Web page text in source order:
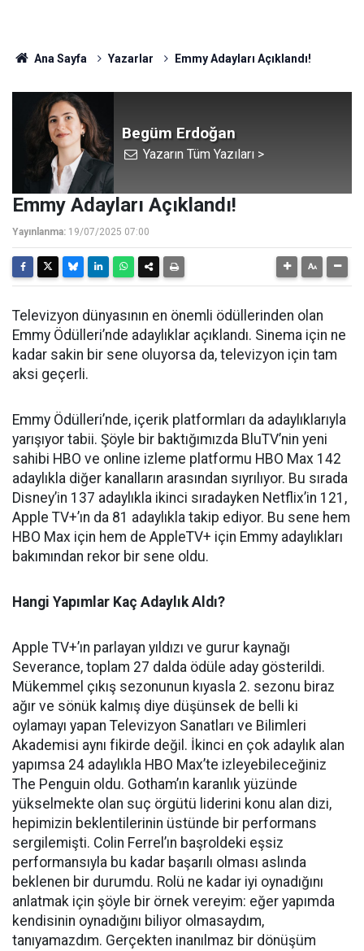
Ana Sayfa Yazarlar Emmy Adayları Açıklandı!
Begüm Erdoğan
Yazarın Tüm Yazıları >
Emmy Adayları Açıklandı!
Yayınlanma: 19/07/2025 07:00
Televizyon dünyasının en önemli ödüllerinden olan
Emmy Ödülleri’nde adaylıklar açıklandı. Sinema için ne
kadar sakin bir sene oluyorsa da, televizyon için tam
aksi geçerli.
Emmy Ödülleri’nde, içerik platformları da adaylıklarıyla
yarışıyor tabii. Şöyle bir baktığımızda BluTV’nin yeni
sahibi HBO ve online izleme platformu HBO Max 142
adaylıkla diğer kanalların arasından sıyrılıyor. Bu sırada
Disney’in 137 adaylıkla ikinci sıradayken Netflix’in 121,
Apple TV+’ın da 81 adaylıkla takip ediyor. Bu sene hem
HBO Max için hem de AppleTV+ için Emmy adaylıkları
bakımından rekor bir sene oldu.
Hangi Yapımlar Kaç Adaylık Aldı?
Apple TV+’ın parlayan yıldızı ve gurur kaynağı
Severance, toplam 27 dalda ödüle aday gösterildi.
Mükemmel çıkış sezonunun kıyasla 2. sezonu biraz
ağır ve sönük kalmış diye düşünsek de belli ki
oylamayı yapan Televizyon Sanatları ve Bilimleri
Akademisi aynı fikirde değil. İkinci en çok adaylık alan
yapımsa 24 adaylıkla HBO Max’te izleyebileceğiniz
The Penguin oldu. Gotham’ın karanlık yüzünde
yükselmekte olan suç örgütü liderini konu alan dizi,
hepimizin beklentilerinin üstünde bir performans
sergilemişti. Colin Ferrel’ın başroldeki eşsiz
performansıyla bu kadar başarılı olması aslında
beklenen bir durumdu. Rolü ne kadar iyi oynadığını
anlatmak için şöyle bir örnek vereyim: eğer yapımda
kendisinin oynadığını biliyor olmasaydım,
tanıyamazdım. Gerçekten inanılmaz bir dönüşüm